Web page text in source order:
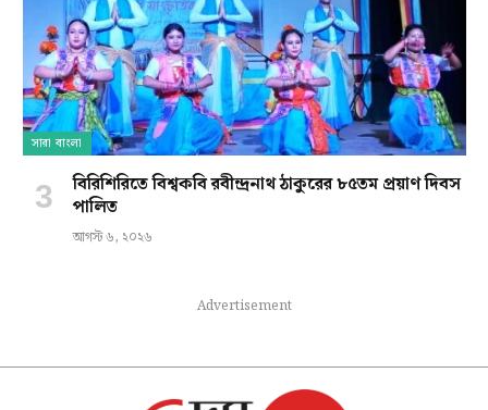
সারা বাংলা
বিরিশিরিতে বিশ্বকবি রবীন্দ্রনাথ ঠাকুরের ৮৫তম প্রয়াণ দিবস
পালিত
আগস্ট ৬, ২০২৬
Advertisement